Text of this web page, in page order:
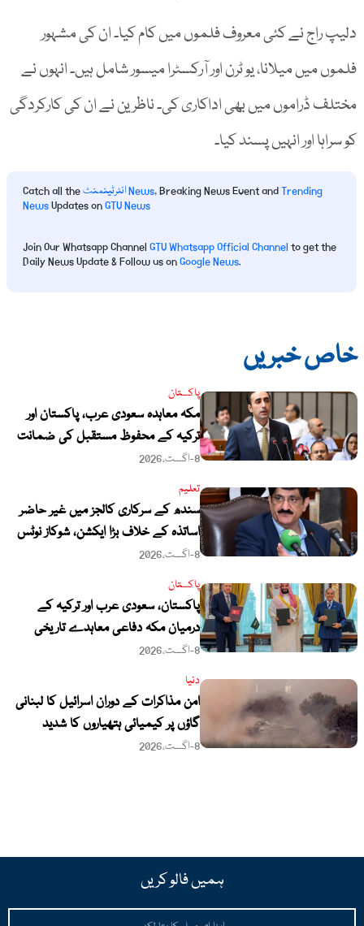
دلیپ راج نے کئی معروف فلموں میں کام کیا۔ ان کی مشہور
فلموں میں میلانا، یو ٹرن اور آرکسٹرا میسور شامل ہیں۔ انہوں نے
مختلف ڈراموں میں بھی اداکاری کی۔ ناظرین نے ان کی کارکردگی
کو سراہا اور انہیں پسند کیا۔
Catch all the انٹرٹینمنٹ News, Breaking News Event andTrending
NewsUpdates onGTV News
Join Our Whatsapp ChannelGTV Whatsapp Official Channelto get the
Daily News Update & Follow us onGoogle News
خاص خبریں
پاکستان
مکہ معاہدہ سعودی عرب، پاکستان اور
ترکیہ کے محفوظ مستقبل کی ضمانت
ہے: بلاول بھٹو
8-اگست،2026
تعلیم
سندھ کے سرکاری کالجز میں غیر حاضر
اساتذہ کے خلاف بڑا ایکشن، شوکاز نوٹس
جاری کرنے کا فیصلہ
8-اگست،2026
پاکستان
پاکستان، سعودی عرب اور ترکیہ کے
درمیان مکہ دفاعی معاہدے تاریخی
سنگ میل قرار، خصوصی نغمہ جاری
8-اگست،2026
دنیا
امن مذاکرات کے دوران اسرائیل کا لبنانی
گاؤں پر کیمیائی ہتھیاروں کا شدید
استعمال
8-اگست،2026
ہمیں فالو کریں
Email